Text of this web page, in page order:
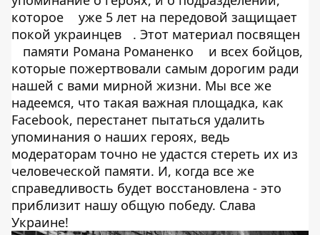
которое
уже 5 лет на передовой защищает
покой украинцев
. Этот материал посвящен
памяти Романа Романенко
и всех бойцов,
которые пожертвовали самым дорогим ради
нашей с вами мирной жизни. Мы все же
надеемся, что такая важная площадка, как
Facebook, перестанет пытаться удалить
упоминания о наших героях, ведь
модераторам точно не удастся стереть их из
человеческой памяти. И, когда все же
справедливость будет восстановлена - это
приблизит нашу общую победу. Слава
Украине!